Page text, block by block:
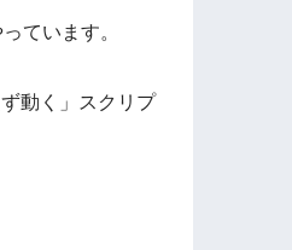
ています。
動く」スクリプ